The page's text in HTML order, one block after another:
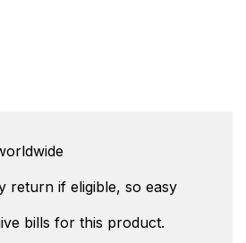
return if eligible, so easy
bills for this product.